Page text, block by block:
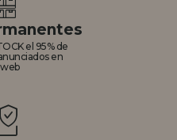
el 95% de
en